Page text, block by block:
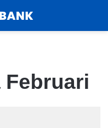
Februari